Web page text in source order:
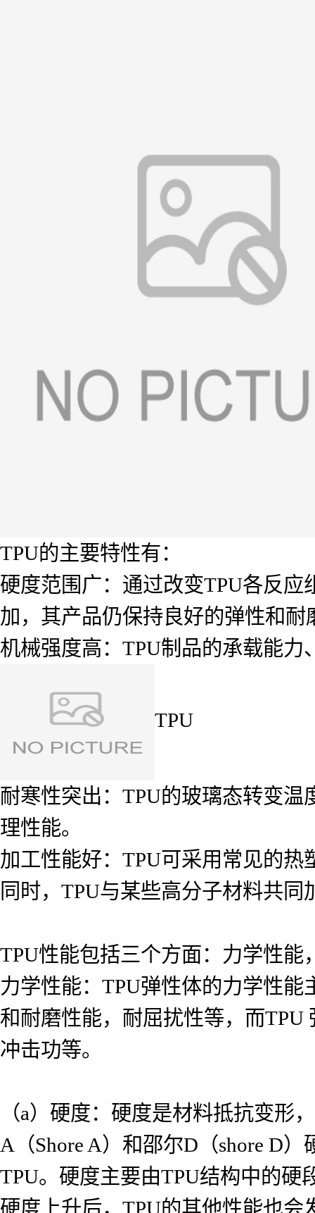
TPU的主要特性有：
硬度范围广：通过改变TPU各反
加，其产品仍保持良好的弹性和耐
机械强度高：TPU制品的承载能
TPU
耐寒性突出：TPU的玻璃态转变
理性能。
加工性能好：TPU可采用常见的
同时，TPU与某些高分子材料共
TPU性能包括三个方面：力学性能
力学性能：TPU弹性体的力学性
和耐磨性能，耐屈扰性等，而
冲击功等。
（a）硬度：硬度是材料抵抗变形
A（Shore A）和邵尔D（shore D
TPU。硬度主要由TPU结构中的硬
硬度上升后，TPU的其他性能也